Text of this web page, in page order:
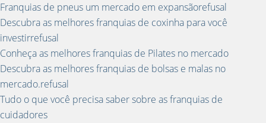
Franquias de pneus um mercado em expansãorefusal
Descubra as melhores franquias de coxinha para você
investirrefusal
Conheça as melhores franquias de Pilates no mercado
Descubra as melhores franquias de bolsas e malas no
mercado.refusal
Tudo o que você precisa saber sobre as franquias de
cuidadores